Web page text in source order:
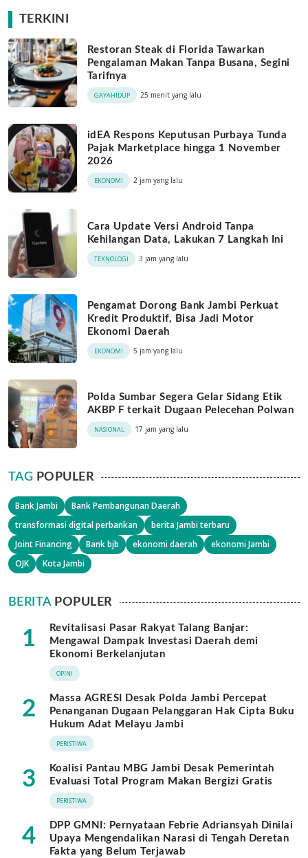
TERKINI
Restoran Steak di Florida Tawarkan
Pengalaman Makan Tanpa Busana, Segini
Tarifnya
GAYAHIDUP 25 menit yang lalu
idEA Respons Keputusan Purbaya Tunda
Pajak Marketplace hingga 1 November
2026
EKONOMI 2 jam yang lalu
Cara Update Versi Android Tanpa
Kehilangan Data, Lakukan 7 Langkah Ini
TEKNOLOGI 3 jam yang lalu
Pengamat Dorong Bank Jambi Perkuat
Kredit Produktif, Bisa Jadi Motor
Ekonomi Daerah
EKONOMI 5 jam yang lalu
Polda Sumbar Segera Gelar Sidang Etik
AKBP F terkait Dugaan Pelecehan Polwan
NASIONAL 17 jam yang lalu
TAG POPULER
Bank Jambi
Bank Pembangunan Daerah
transformasi digital perbankan
berita Jambi terbaru
Joint Financing
Bank bjb ekonomi daerah
ekonomi Jambi
OJK
Kota Jambi
BERITAPOPULER
1
Revitalisasi Pasar Rakyat Talang Banjar:
Mengawal Dampak Investasi Daerah demi
Ekonomi Berkelanjutan
OPINI
2
Massa AGRESI Desak Polda Jambi Percepat
Penanganan Dugaan Pelanggaran Hak Cipta Buku
Hukum Adat Melayu Jambi
PERISTIWA
3
Koalisi Pantau MBG Jambi Desak Pemerintah
Evaluasi Total Program Makan Bergizi Gratis
PERISTIWA
4
DPP GMNI: Pernyataan Febrie Adriansyah Dinilai
Upaya Mengendalikan Narasi di Tengah Deretan
Fakta yang Belum Terjawab